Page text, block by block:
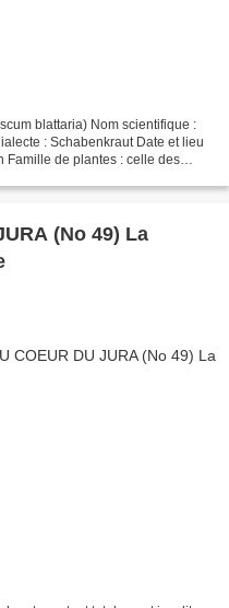
blattaria) Nom scientifique :
: Schabenkraut Date et lieu
Famille de plantes : celle des
(No 49) La